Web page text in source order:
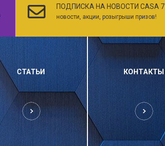
ПОДПИСКА НА НОВОСТИ CASA 7
новости, акции, розыгрыши призов!
СТАТЬИ КОНТАКТЫ